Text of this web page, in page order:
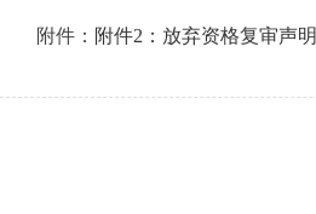
附件： 附件2：放弃资格复审声明